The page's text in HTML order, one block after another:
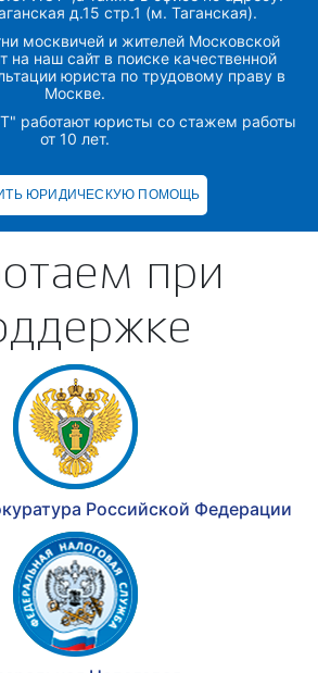
д.15 стр.1 (м. Таганская).
москвичей и жителей Московской
на наш сайт в поиске качественной
юриста по трудовому праву в
Москве.
работают юристы со стажем работы
от 10 лет.
ЮРИДИЧЕСКУЮ ПОМОЩЬ
при
Российской Федерации